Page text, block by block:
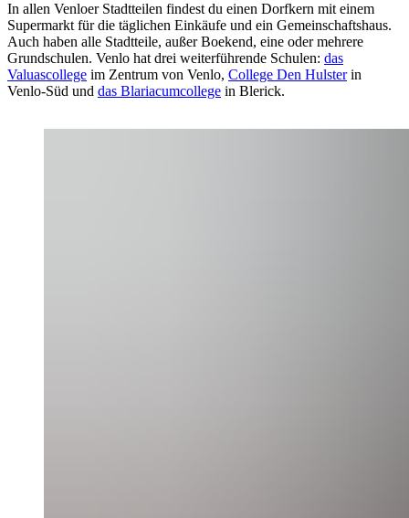
In allen Venloer Stadtteilen findest du einen Dorfkern mit einem
Supermarkt für die täglichen Einkäufe und ein Gemeinschaftshaus.
Auch haben alle Stadtteile, außer Boekend, eine oder mehrere
Grundschulen. Venlo hat drei weiterführende Schulen: das
Valuascollege im Zentrum von Venlo, College Den Hulsterin
Venlo-Süd und das Blariacumcollege in Blerick.